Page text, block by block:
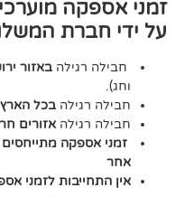
מוערכים מרגע
המשלוחים:
באזור ירושלים עד 24
בכל הארץ1-5 ימי עסקים
אזורים חריגים1-7 ימי עסקים
מתייחסים להזמנות שלא
לזמני אספקה.